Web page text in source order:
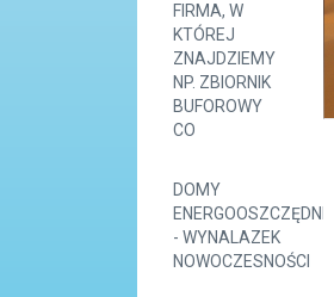
FIRMA, W
KTÓREJ
ZNAJDZIEMY
NP. ZBIORNIK
BUFOROWY
CO
DOMY
ENERGOOSZCZĘDNE
- WYNALAZEK
NOWOCZESNOŚCI